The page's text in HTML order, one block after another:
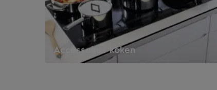
Accessoires koken